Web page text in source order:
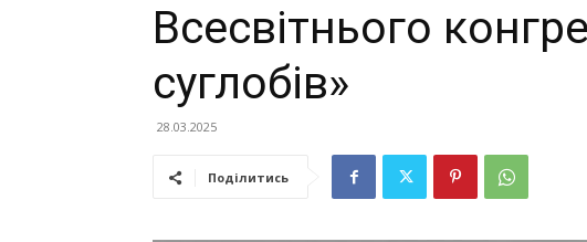
Всесвітнього
суглобів»
28.03.2025
Поділитись